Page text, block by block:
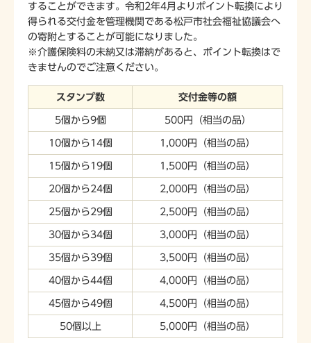
することができます。令和2年4月よりポイント転換により
得られる交付金を管理機関である松戸市社会福祉協議会へ
の寄附とすることが可能になりました。
※介護保険料の未納又は滞納があると、ポイント転換はで
きませんのでご注意ください。
スタンプ数 交付金等の額
5個から9個 500円（相当の品）
10個から14個 1,000円（相当の品）
15個から19個 1,500円（相当の品）
20個から24個 2,000円（相当の品）
25個から29個 2,500円（相当の品）
30個から34個 3,000円（相当の品）
35個から39個 3,500円（相当の品）
40個から44個 4,000円（相当の品）
45個から49個 4,500円（相当の品）
50個以上 5,000円（相当の品）